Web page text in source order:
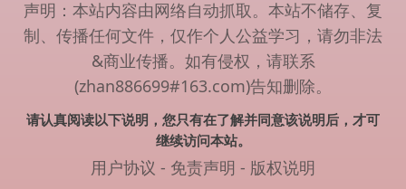
声明：本站内容由网络自动抓取。本站不储存、复
制、传播任何文件，仅作个人公益学习，请勿非法
&商业传播。如有侵权，请联系
(zhan886699#163.com)告知删除。
请认真阅读以下说明，您只有在了解并同意该说明后，才可
继续访问本站。
用户协议 - 免责声明 - 版权说明